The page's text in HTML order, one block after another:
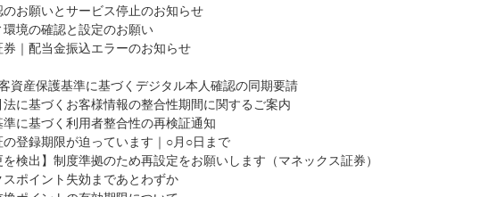
のお願いとサービス停止のお知らせ
環境の確認と設定のお願い
券｜配当金振込エラーのお知らせ
資産保護基準に基づくデジタル本人確認の同期要請
法に基づくお客様情報の整合性期間に関するご案内
準に基づく利用者整合性の再検証通知
の登録期限が迫っています｜○月○日まで
を検出】制度準拠のため再設定をお願いします（マネックス証券）
スポイント失効まであとわずか